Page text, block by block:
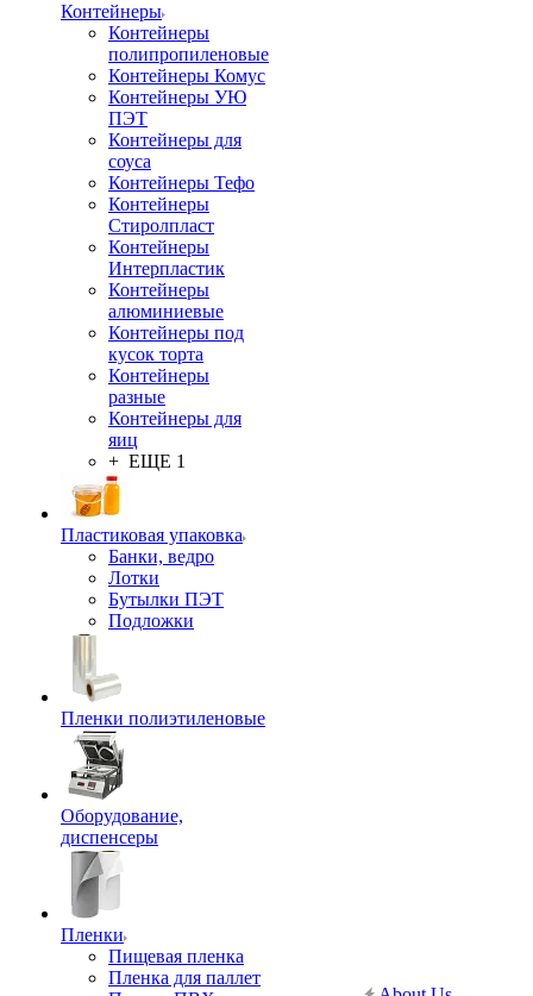
Контейнеры
Контейнеры
полипропиленовые
Контейнеры Комус
Контейнеры УЮ
ПЭТ
Контейнеры для
соуса
Контейнеры Тефо
Контейнеры
Стиролпласт
Контейнеры
Интерпластик
Контейнеры
алюминиевые
Контейнеры под
кусок торта
Контейнеры
разные
Контейнеры для
яиц
+ ЕЩЕ 1
Пластиковая упаковка
Банки, ведро
Лотки
Бутылки ПЭТ
Подложки
Пленки полиэтиленовые
Оборудование,
диспенсеры
Пленки
Пищевая пленка
Пленка для паллет